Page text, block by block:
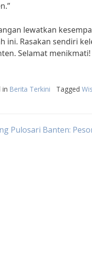
lewatkan
ini. Rasakan sendiri
Selamat menikmati!
in Berita Terkini Tagged
Pulosari Banten: